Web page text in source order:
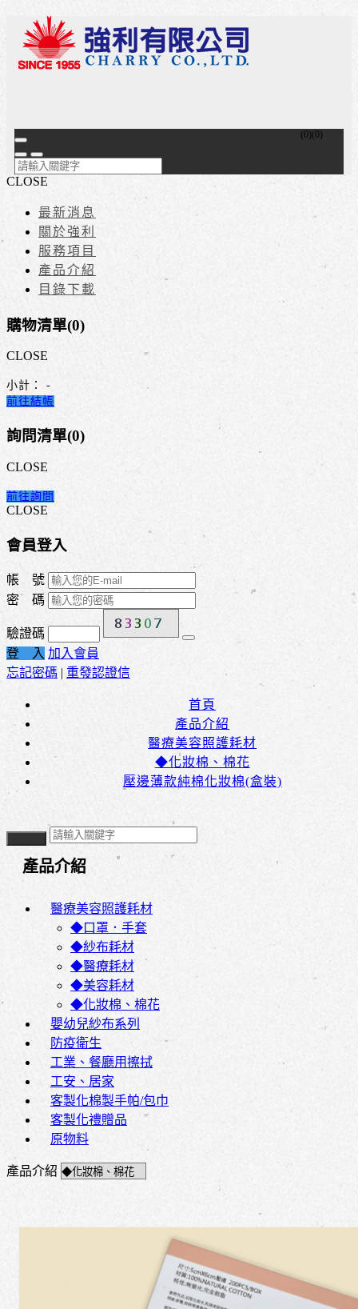
(0)(0)
CLOSE
最新消息
關於強利
服務項目
產品介紹
目錄下載
購物清單(0)
CLOSE
小計：
-
前往結帳
詢問清單(0)
CLOSE
前往詢問
CLOSE
會員登入
帳 號
密 碼
驗證碼
登 入 加入會員
忘記密碼 | 重發認證信
首頁
產品介紹
醫療美容照護耗材
◆化妝棉、棉花
壓邊薄款純棉化妝棉(盒裝)
產品介紹
醫療美容照護耗材
◆口罩．手套
◆紗布耗材
◆醫療耗材
◆美容耗材
◆化妝棉、棉花
嬰幼兒紗布系列
防疫衛生
工業、餐廳用擦拭
工安、居家
客製化棉製手帕/包巾
客製化禮贈品
原物料
產品介紹